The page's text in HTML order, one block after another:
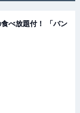
べ放題付！ 「バン